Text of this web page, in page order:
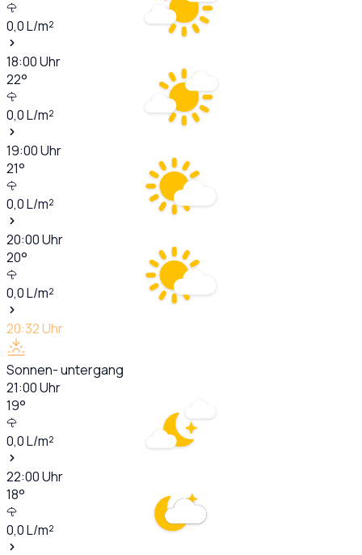
0,0L/m²
18:00Uhr
22°
0,0L/m²
19:00Uhr
21°
0,0L/m²
20:00Uhr
20°
0,0L/m²
20:32Uhr
Sonnen- untergang
21:00Uhr
19°
0,0L/m²
22:00Uhr
18°
0,0L/m²